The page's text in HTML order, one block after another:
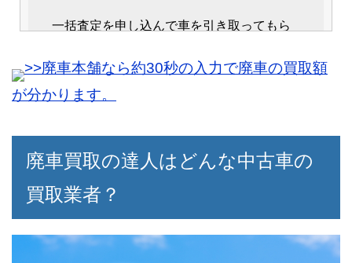
40代女性
少しでも損をしたくなかったので、一括査
定が出来て正解だったと思います。
てもらって、無事に買い取ってもらう事が
出来ました。
一括査定を申し込んで車を引き取ってもら
われました。
よく説明を聞いていなかった自分も悪いで
した。
>>廃車本舗なら約30秒の入力で廃車の買取額
が分かります。
廃車買取の達人はどんな中古車の
買取業者？